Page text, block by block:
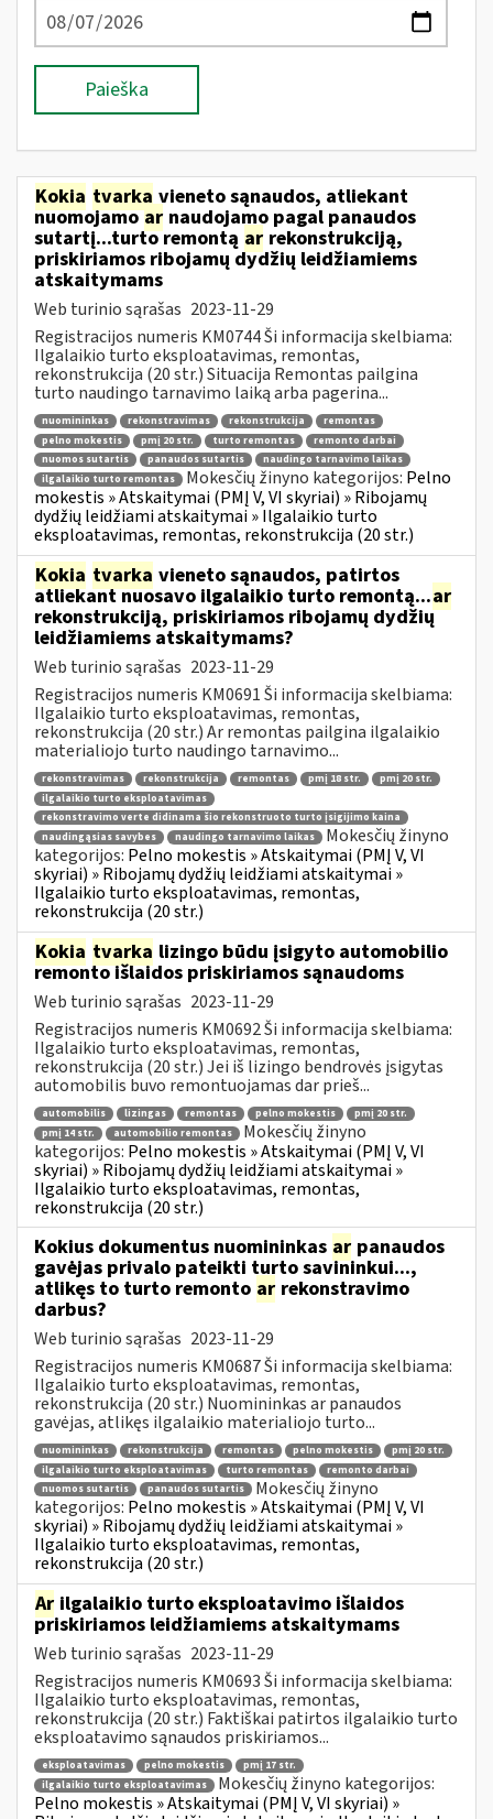
Paieška
Kokia tvarka vieneto sąnaudos, atliekant
nuomojamoar naudojamo pagal panaudos
sutartį...turto remontą ar rekonstrukciją,
priskiriamos ribojamų dydžių leidžiamiems
atskaitymams
Web turinio sąrašas 2023-11-29
Registracijos numeris KM0744 Ši informacija skelbiama:
Ilgalaikio turto eksploatavimas, remontas,
rekonstrukcija (20 str.) Situacija Remontas pailgina
turto naudingo tarnavimo laiką arba pagerina...
nuomininkas rekonstravimas rekonstrukcija
remontas
pelno mokestis
pmį 20 str. turto remontas
remonto darbai
nuomos sutartis
panaudos sutartis
naudingo tarnavimo laikas
ilgalaikio turto remontas
Mokesčių žinyno kategorijos: Pelno
mokestis » Atskaitymai (PMĮ V, VI skyriai) » Ribojamų
dydžių leidžiami atskaitymai » Ilgalaikio turto
eksploatavimas, remontas, rekonstrukcija (20 str.)
Kokia tvarka vieneto sąnaudos, patirtos
atliekant nuosavo ilgalaikio turto remontą...ar
rekonstrukciją, priskiriamos ribojamų dydžių
leidžiamiems atskaitymams?
Web turinio sąrašas 2023-11-29
Registracijos numeris KM0691 Ši informacija skelbiama:
Ilgalaikio turto eksploatavimas, remontas,
rekonstrukcija (20 str.) Ar remontas pailgina ilgalaikio
materialiojo turto naudingo tarnavimo...
rekonstravimas rekonstrukcija remontas pmį 18 str.
pmį 20 str.
ilgalaikio turto eksploatavimas
rekonstravimo verte didinama šio rekonstruoto turto įsigijimo kaina
naudingąsias savybes
naudingo tarnavimo laikas
Mokesčių žinyno
kategorijos: Pelno mokestis » Atskaitymai (PMĮ V, VI
skyriai) » Ribojamų dydžių leidžiami atskaitymai »
Ilgalaikio turto eksploatavimas, remontas,
rekonstrukcija (20 str.)
Kokia tvarka lizingo būdu įsigyto automobilio
remonto išlaidos priskiriamos sąnaudoms
Web turinio sąrašas 2023-11-29
Registracijos numeris KM0692 Ši informacija skelbiama:
Ilgalaikio turto eksploatavimas, remontas,
rekonstrukcija (20 str.) Jei iš lizingo bendrovės įsigytas
automobilis buvo remontuojamas dar prieš...
automobilis lizingas remontas pelno mokestis
pmį 20 str.
pmį 14 str.
automobilio remontas
Mokesčių žinyno
kategorijos: Pelno mokestis » Atskaitymai (PMĮ V, VI
skyriai) » Ribojamų dydžių leidžiami atskaitymai »
Ilgalaikio turto eksploatavimas, remontas,
rekonstrukcija (20 str.)
Kokius dokumentus nuomininkas ar panaudos
gavėjas privalo pateikti turto savininkui...,
atlikęs to turto remonto ar rekonstravimo
darbus?
Web turinio sąrašas 2023-11-29
Registracijos numeris KM0687 Ši informacija skelbiama:
Ilgalaikio turto eksploatavimas, remontas,
rekonstrukcija (20 str.) Nuomininkas ar panaudos
gavėjas, atlikęs ilgalaikio materialiojo turto...
nuomininkas rekonstrukcija remontas pelno mokestis
pmį 20 str.
ilgalaikio turto eksploatavimas
turto remontas
remonto darbai
nuomos sutartis
panaudos sutartis
Mokesčių žinyno
kategorijos: Pelno mokestis » Atskaitymai (PMĮ V, VI
skyriai) » Ribojamų dydžių leidžiami atskaitymai »
Ilgalaikio turto eksploatavimas, remontas,
rekonstrukcija (20 str.)
Ar ilgalaikio turto eksploatavimo išlaidos
priskiriamos leidžiamiems atskaitymams
Web turinio sąrašas 2023-11-29
Registracijos numeris KM0693 Ši informacija skelbiama:
Ilgalaikio turto eksploatavimas, remontas,
rekonstrukcija (20 str.) Faktiškai patirtos ilgalaikio turto
eksploatavimo sąnaudos priskiriamos...
eksploatavimas pelno mokestis
pmį 17 str.
ilgalaikio turto eksploatavimas
Mokesčių žinyno kategorijos:
Pelno mokestis » Atskaitymai (PMĮ V, VI skyriai) »